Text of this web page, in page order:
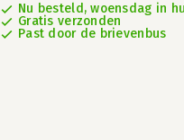
Nu besteld, woensdag in
Gratis verzonden
Past door de brievenbus